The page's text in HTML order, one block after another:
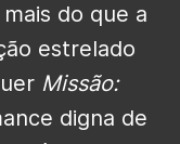
do que a
estrelado
Missão:
digna de